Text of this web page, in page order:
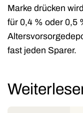
Marke drücken
für 0,4 % oder 0,5
fast jeden Sparer.